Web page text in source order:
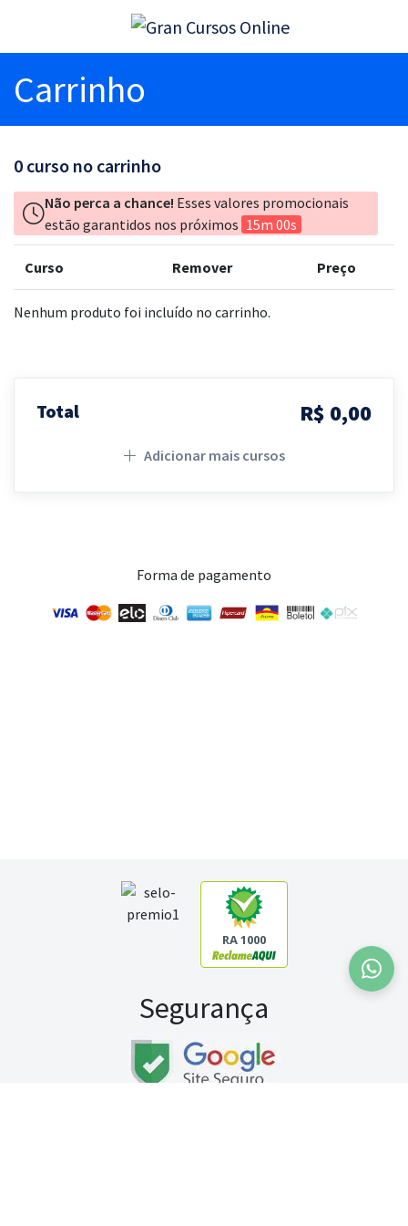
Carrinho
0 curso no carrinho
Não perca a chance! Esses valores promocionais
estão garantidos nos próximos 15m 00s
Curso Remover Preço
Nenhum produto foi incluído no carrinho.
Total R$ 0,00
Adicionar mais cursos
Forma de pagamento
RA 1000
Segurança